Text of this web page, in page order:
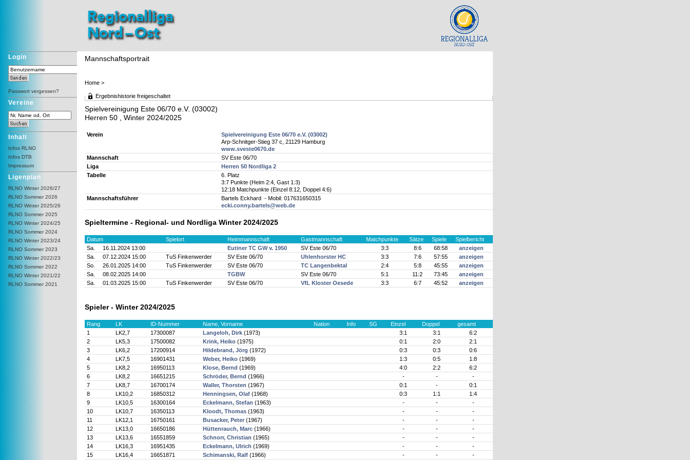
Mannschaftsportrait
Home >
Login
Passwort vergessen?
Vereine
Inhalt
Infos RLNO
Infos DTB
Impressum
Ligenplan
RLNO Winter 2026/27
RLNO Sommer 2026
RLNO Winter 2025/26
RLNO Sommer 2025
RLNO Winter 2024/25
RLNO Sommer 2024
RLNO Winter 2023/24
RLNO Sommer 2023
RLNO Winter 2022/23
RLNO Sommer 2022
RLNO Winter 2021/22
RLNO Sommer 2021
Ergebnishistorie freigeschaltet
Spielvereinigung Este 06/70 e.V. (03002)
Herren 50 , Winter 2024/2025
Verein
Spielvereinigung Este 06/70 e.V. (03002)
Arp-Schnitger-Stieg 37 c, 21129 Hamburg
www.sveste0670.de
Mannschaft
SV Este 06/70
Liga
Herren 50 Nordliga 2
Tabelle
6. Platz
3:7 Punkte (Heim 2:4, Gast 1:3)
12:18 Matchpunkte (Einzel 8:12, Doppel 4:6)
Mannschaftsführer
Bartels Eckhard - Mobil: 017631650315
ecki.conny.bartels@web.de
Spieltermine - Regional- und Nordliga Winter 2024/2025
Datum Spielort Heimmannschaft Gastmannschaft Matchpunkte Sätze Spiele
Spielbericht
Sa.
16.11.2024 13:00 Eutiner TC GW v. 1950 SV Este 06/70 3:3 8:6 68:58
anzeigen
Sa.
07.12.2024 15:00 TuS Finkenwerder SV Este 06/70 Uhlenhorster HC 3:3 7:6 57:55
anzeigen
So.
26.01.2025 14:00 TuS Finkenwerder SV Este 06/70 TC Langenbektal 2:4 5:8 45:55
anzeigen
Sa.
08.02.2025 14:00 TGBW SV Este 06/70 5:1 11:2 73:45
anzeigen
Sa.
01.03.2025 15:00 TuS Finkenwerder SV Este 06/70 VfL Kloster Oesede 3:3 6:7 45:52 anzeigen
Spieler - Winter 2024/2025
Rang LK ID-Nummer Name, Vorname Nation Info SG Einzel Doppel
gesamt
1
LK2,7 17300087 Langeloh, Dirk (1973) 3:1 3:1
6:2
2
LK5,3 17500082 Krink, Heiko (1975) 0:1 2:0
2:1
3
LK6,2 17200914 Hildebrand, Jörg (1972) 0:3 0:3
0:6
4
LK7,5 16901431 Weber, Heiko (1969) 1:3 0:5
1:8
5
LK8,2 16950113 Klose, Bernd (1969) 4:0 2:2
6:2
6
LK8,2 16651215 Schröder, Bernd (1966) - -
-
7
LK8,7 16700174 Waller, Thorsten (1967) 0:1 -
0:1
8
LK10,2 16850312 Henningsen, Olaf (1968) 0:3 1:1
1:4
9
LK10,5 16300164 Eckelmann, Stefan (1963) - -
-
10
LK10,7 16350113 Kloodt, Thomas (1963) - -
-
11
LK12,1 16750161 Busacker, Peter (1967) - -
-
12
LK13,0 16650186 Hüttenrauch, Marc (1966) - -
-
13
LK13,6 16551859 Schnorr, Christian (1965) - -
-
14
LK16,3 16951435 Eckelmann, Ulrich (1969) - -
-
15
LK16,4 16651871 Schimanski, Ralf (1966) - - -